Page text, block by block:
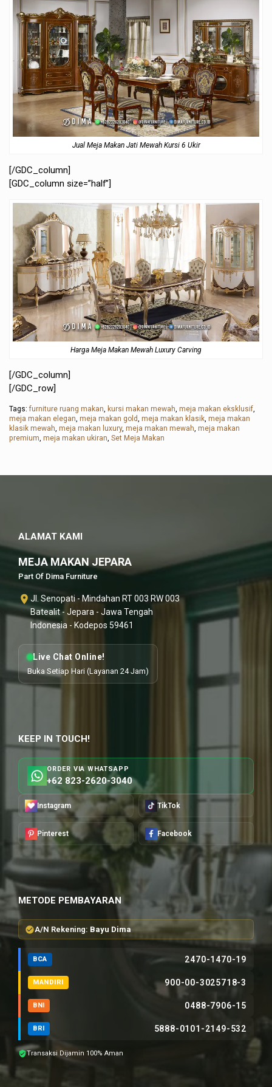
Jual Meja Makan Jati Mewah Kursi 6 Ukir
[/GDC_column]
[GDC_column size=”half”]
Harga Meja Makan Mewah Luxury Carving
[/GDC_column]
[/GDC_row]
Tags:furniture ruang makan, kursi makan mewah, meja makan eksklusif,
meja makan elegan, meja makan gold, meja makan klasik, meja makan
klasik mewah, meja makan luxury, meja makan mewah, meja makan
premium, meja makan ukiran, Set Meja Makan
ALAMAT KAMI
MEJA MAKAN JEPARA
Part Of Dima Furniture
Jl. Senopati - Mindahan RT 003 RW 003
Batealit - Jepara - Jawa Tengah
Indonesia - Kodepos 59461
Live Chat Online!
Buka Setiap Hari (Layanan 24 Jam)
KEEP IN TOUCH!
ORDER VIA WHATSAPP
+62 823-2620-3040
Instagram TikTok
Pinterest Facebook
METODE PEMBAYARAN
A/N Rekening: Bayu Dima
BCA 2470-1470-19
MANDIRI 900-00-3025718-3
BNI 0488-7906-15
BRI 5888-0101-2149-532
Transaksi Dijamin 100% Aman